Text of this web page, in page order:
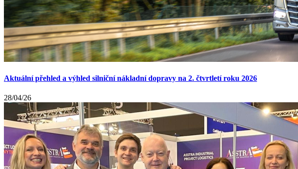
Aktuální přehled a výhled silniční nákladní dopravy na 2. čtvrtletí roku 2026
28/04/26